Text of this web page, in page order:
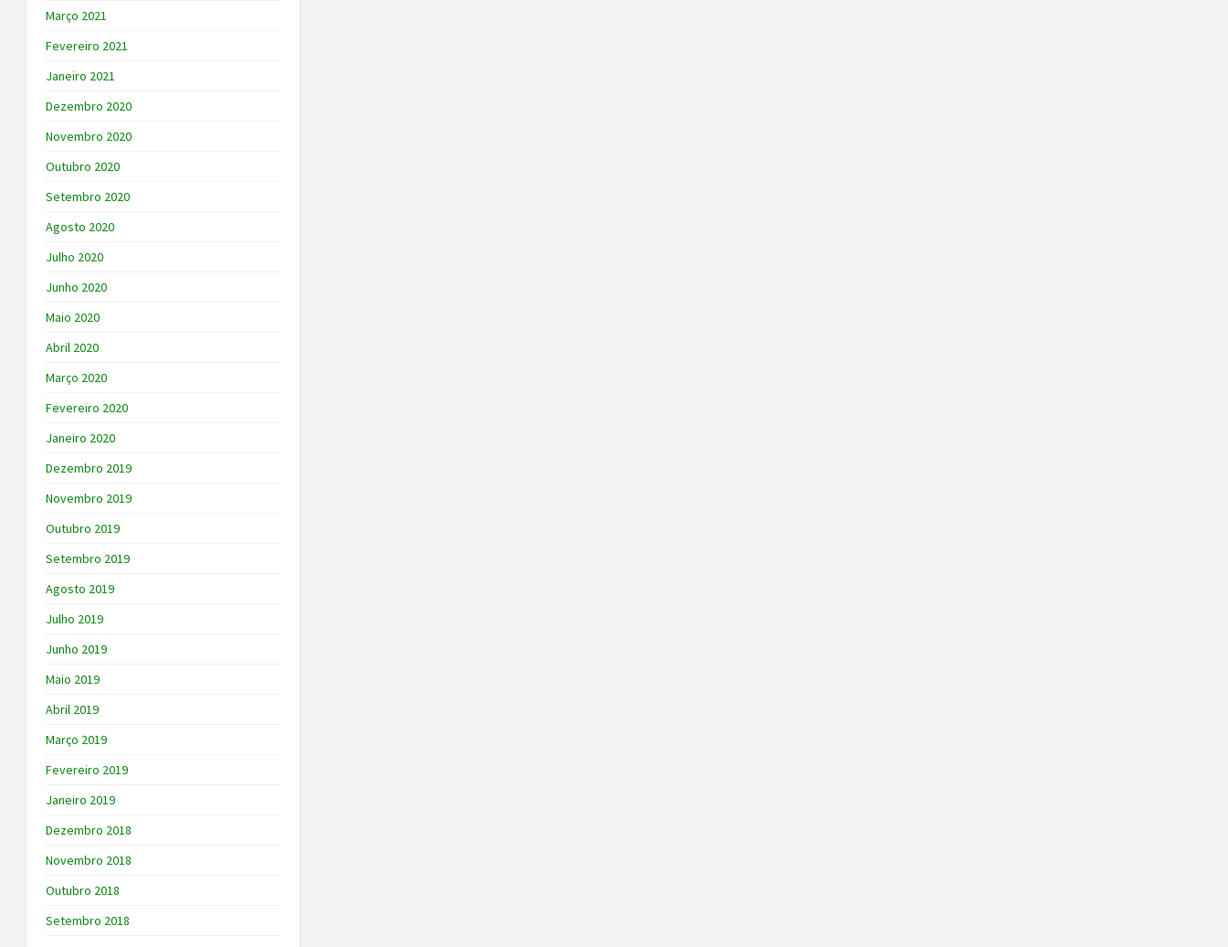
Março 2021
Fevereiro 2021
Janeiro 2021
Dezembro 2020
Novembro 2020
Outubro 2020
Setembro 2020
Agosto 2020
Julho 2020
Junho 2020
Maio 2020
Abril 2020
Março 2020
Fevereiro 2020
Janeiro 2020
Dezembro 2019
Novembro 2019
Outubro 2019
Setembro 2019
Agosto 2019
Julho 2019
Junho 2019
Maio 2019
Abril 2019
Março 2019
Fevereiro 2019
Janeiro 2019
Dezembro 2018
Novembro 2018
Outubro 2018
Setembro 2018